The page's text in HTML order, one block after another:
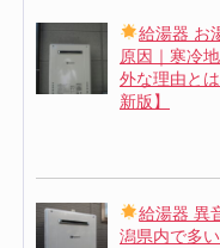
給湯器 お
原因｜寒冷
外な理由と
新版】
給湯器 異
潟県内で多